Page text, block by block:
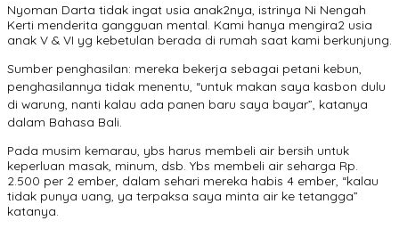
Nyoman Darta tidak ingat usia anak2nya, istrinya Ni Nengah
Kerti menderita gangguan mental. Kami hanya mengira2 usia
anak V & VI yg kebetulan berada di rumah saat kami berkunjung.
Sumber penghasilan: mereka bekerja sebagai petani kebun,
penghasilannya tidak menentu, “untuk makan saya kasbon dulu
di warung, nanti kalau ada panen baru saya bayar”, katanya
dalam Bahasa Bali.
Pada musim kemarau, ybs harus membeli air bersih untuk
keperluan masak, minum, dsb. Ybs membeli air seharga Rp.
2.500 per 2 ember, dalam sehari mereka habis 4 ember, “kalau
tidak punya uang, ya terpaksa saya minta air ke tetangga”
katanya.